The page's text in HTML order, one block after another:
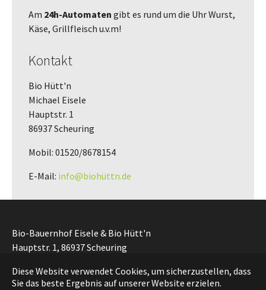
Diese Website verwendet Cookies, um sicherzustellen, dass
Sie das beste Ergebnis auf unserer Website erzielen.
Am 24h-Automaten gibt es rund um die Uhr Wurst,
Käse, Grillfleisch u.v.m!
Kontakt
Bio Hütt'n
Michael Eisele
Hauptstr. 1
86937 Scheuring
Mobil: 01520/8678154
E-Mail: info@biohüttn.de
Bio-Bauernhof Eisele & Bio Hütt'n
Hauptstr. 1, 86937 Scheuring
Impressum|Datenschutz